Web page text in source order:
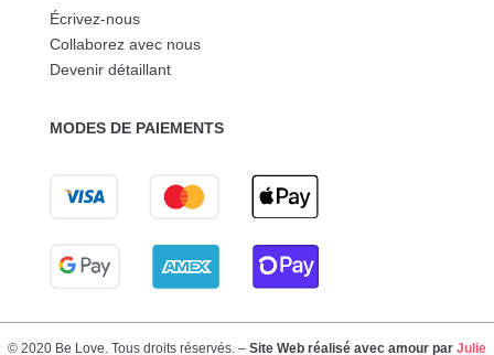
Écrivez-nous
Collaborez avec nous
Devenir détaillant
MODES DE PAIEMENTS
© 2020 Be Love. Tous droits réservés. – Site Web réalisé avec amour par Julie